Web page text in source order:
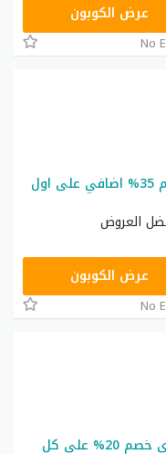
عرض الكوبون
No
كود خصم باث اند بودي لأول طلب خصم 35% اضافي على اول
العروض
عرض الكوبون
No
كوبون خصم باث اند بودي وركس حصري خصم 20% على كل